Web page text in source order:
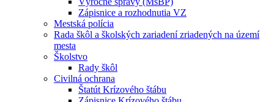
Zápisnice a rozhodnutia VZ
Mestská polícia
Rada škôl a školských zariadení zriadených na území
mesta
Školstvo
Rady škôl
Civilná ochrana
Štatút Krízového štábu